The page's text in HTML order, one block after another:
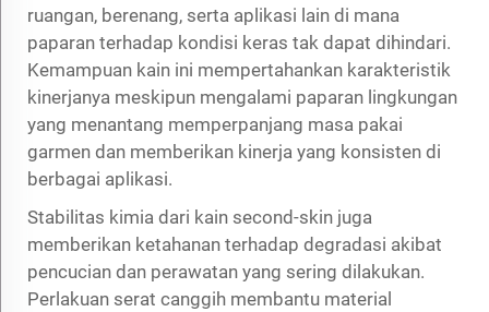
ruangan, berenang, serta aplikasi lain di mana
paparan terhadap kondisi keras tak dapat dihindari.
Kemampuan kain ini mempertahankan karakteristik
kinerjanya meskipun mengalami paparan lingkungan
yang menantang memperpanjang masa pakai
garmen dan memberikan kinerja yang konsisten di
berbagai aplikasi.
Stabilitas kimia dari kain second-skin juga
memberikan ketahanan terhadap degradasi akibat
pencucian dan perawatan yang sering dilakukan.
Perlakuan serat canggih membantu material